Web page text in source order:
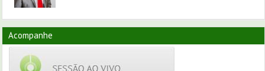
Acompanhe